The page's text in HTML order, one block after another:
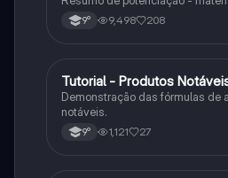
9° 9,498 208
Matematica
Tutorial - Produtos
Demonstração das fórmulas de
notáveis.
9° 1,121 27